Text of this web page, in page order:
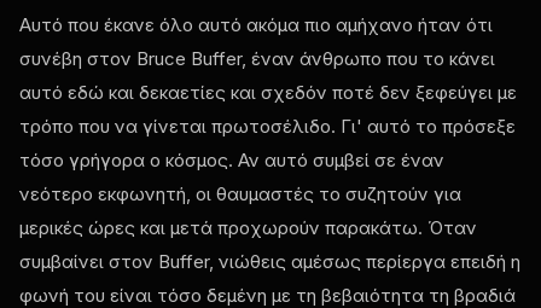
Αυτό που έκανε όλο αυτό ακόμα πιο αμήχανο ήταν ότι
συνέβη στον Bruce Buffer, έναν άνθρωπο που το κάνει
αυτό εδώ και δεκαετίες και σχεδόν ποτέ δεν ξεφεύγει με
τρόπο που να γίνεται πρωτοσέλιδο. Γι' αυτό το πρόσεξε
τόσο γρήγορα ο κόσμος. Αν αυτό συμβεί σε έναν
νεότερο εκφωνητή, οι θαυμαστές το συζητούν για
μερικές ώρες και μετά προχωρούν παρακάτω. Όταν
συμβαίνει στον Buffer, νιώθεις αμέσως περίεργα επειδή η
φωνή του είναι τόσο δεμένη με τη βεβαιότητα τη βραδιά